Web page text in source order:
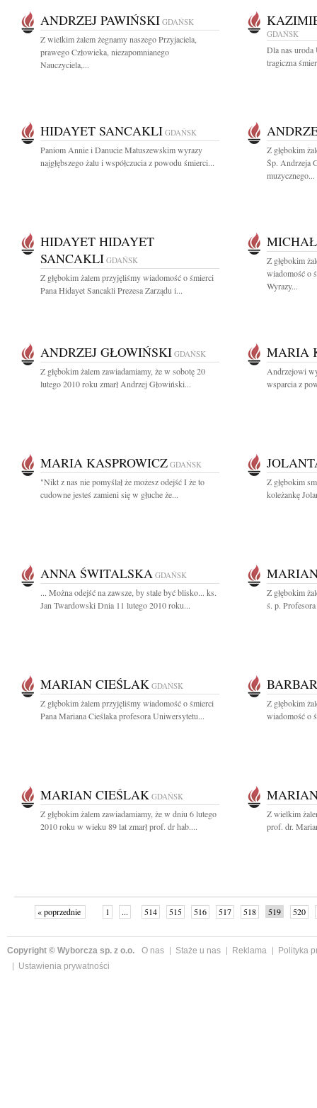
ANDRZEJ PAWIŃSKI GDAŃSK
Z wielkim żalem żegnamy naszego Przyjaciela,
prawego Człowieka, niezapomnianego
Nauczyciela,...
GDAŃSK
Dla nas uroda
tragiczna
HIDAYET SANCAKLI GDAŃSK
Paniom Annie i Danucie Matuszewskim wyrazy
najgłębszego żalu i współczucia z powodu śmierci...
Z głębokim
Śp. Andrzeja
muzycznego...
HIDAYET HIDAYET
SANCAKLI GDAŃSK
Z głębokim żalem przyjęliśmy wiadomość o śmierci
Pana Hidayet Sancakli Prezesa Zarządu i...
Z głębokim
wiadomość o
Wyrazy...
ANDRZEJ GŁOWIŃSKI GDAŃSK
Z głębokim żalem zawiadamiamy, że w sobotę 20
lutego 2010 roku zmarł Andrzej Głowiński...
MARIA
Andrzejowi
wsparcia z
MARIA KASPROWICZ GDAŃSK
"Nikt z nas nie pomyślał że możesz odejść I że to
cudowne jesteś zamieni się w głuche że...
Z głębokim
koleżankę
ANNA ŚWITALSKA GDAŃSK
... Można odejść na zawsze, by stale być blisko... ks.
Jan Twardowski Dnia 11 lutego 2010 roku...
Z głębokim
ś. p.
MARIAN CIEŚLAK GDAŃSK
Z głębokim żalem przyjęliśmy wiadomość o śmierci
Pana Mariana Cieślaka profesora Uniwersytetu...
Z głębokim
wiadomość o
MARIAN CIEŚLAK GDAŃSK
Z głębokim żalem zawiadamiamy, że w dniu 6 lutego
2010 roku w wieku 89 lat zmarł prof. dr hab....
Z wielkim
prof. dr.
« poprzednie 1 ... 514 515 516 517 518 519
520
Copyright © Wyborcza sp. z o.o. O nas Staże u nas Reklama
Polityka
Ustawienia prywatności